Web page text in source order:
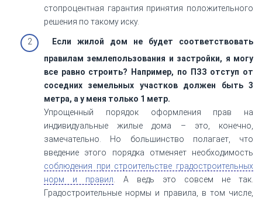
стопроцентная гарантия принятия положительного
решения по такому иску.
Если жилой дом не будет соответствовать
правилам землепользования и застройки, я могу
все равно строить? Например, по ПЗЗ отступ от
соседних земельных участков должен быть 3
метра, а у меня только 1 метр.
Упрощенный порядок оформления прав на
индивидуальные жилые дома – это, конечно,
замечательно. Но большинство полагает, что
введение этого порядка отменяет необходимость
соблюдения при строительстве градостроительных
норм и правил. А ведь это совсем не так.
Градостроительные нормы и правила, в том числе,